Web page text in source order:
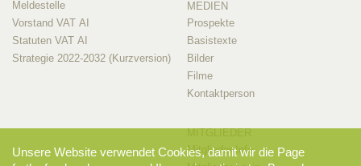
Meldestelle
Vorstand VAT AI
Statuten VAT AI
Strategie 2022-2032 (Kurzversion)
MEDIEN
Prospekte
Basistexte
Bilder
Filme
Kontaktperson
Mitglieder-Info
Unsere Website verwendet Cookies, damit wir die Page